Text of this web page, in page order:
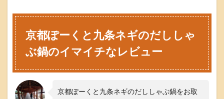
入
法
9
と
京都ぽーくと九条ネギのだししゃ
ぶ鍋のイマイチなレビュー
京都ぽーくと九条ネギのだししゃぶ鍋をお取